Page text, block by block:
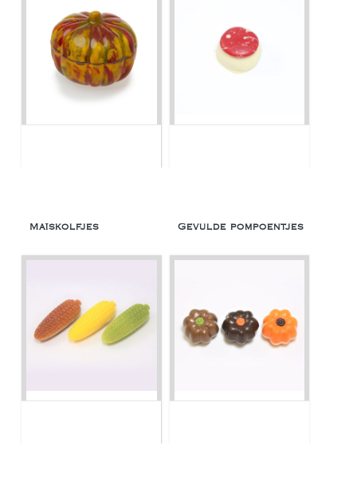
Maïskolfjes Gevulde pompoentjes